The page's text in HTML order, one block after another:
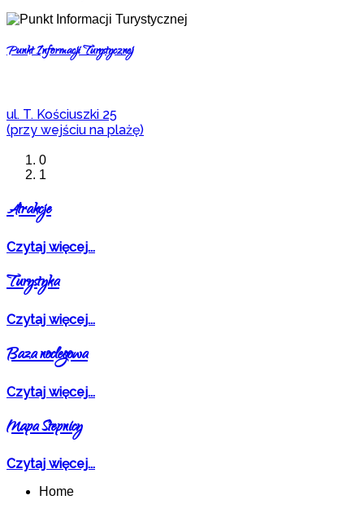
Punkt Informacji Turystycznej
ul. T. Kościuszki 25
(przy wejściu na plażę)
0
1
Atrakcje
Czytaj więcej...
Turystyka
Czytaj więcej...
Baza noclegowa
Czytaj więcej...
Mapa Stepnicy
Czytaj więcej...
Home